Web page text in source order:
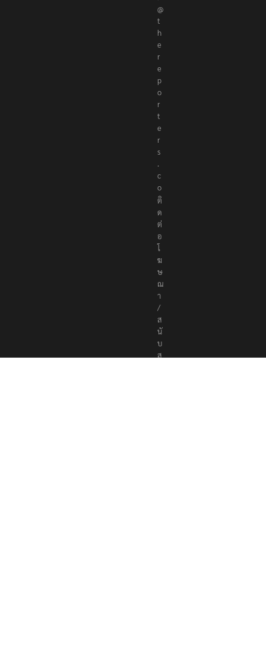
@
t
h
e
r
e
p
o
r
t
e
r
s
.
c
o
ติ
ด
ต่
อ
โ
ฆ
ษ
ณ
า
/
ส
นั
บ
ส